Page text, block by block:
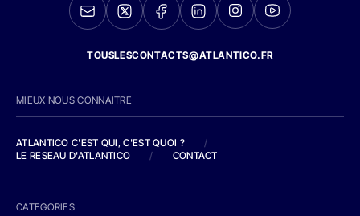
TOUSLESCONTACTS@ATLANTICO.FR
MIEUX NOUS CONNAITRE
ATLANTICO C'EST QUI, C'EST QUOI ?
/
LE RESEAU D'ATLANTICO
/ CONTACT
CATEGORIES